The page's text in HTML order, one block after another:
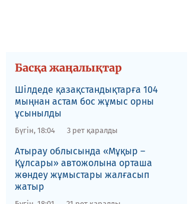
Басқа жаңалықтар
​Шілдеде қазақстандықтарға 104
мыңнан астам бос жұмыс орны
ұсынылды
Бүгін, 18:04 3 рет қаралды
​Атырау облысында «Мұқыр –
Құлсары» автожолына орташа
жөндеу жұмыстары жалғасып
жатыр